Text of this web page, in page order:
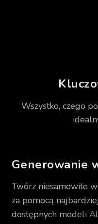
Wszystko, czego
Generowanie
Twórz niesamowite
za pomocą
dostępnych modeli